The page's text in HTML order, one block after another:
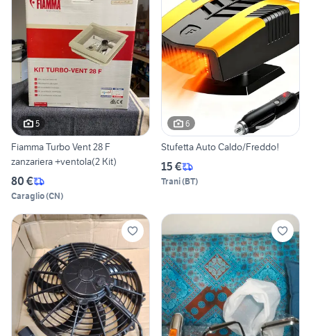
5
Fiamma Turbo Vent 28 F
zanzariera +ventola(2 Kit)
80 €
Caraglio(CN)
6
Stufetta Auto Caldo/Freddo!
15 €
Trani(BT)